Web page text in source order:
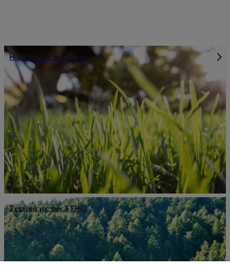
Η STIHL σε αριθμούς
Σχετικά με την STIHL